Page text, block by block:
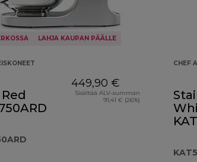
LAHJA KAUPAN PÄÄLLE
449,90 €
Sisältää ALV-summan
91,41 € (26%)
CHEF